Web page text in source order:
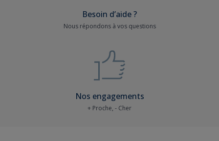
Besoin d’aide ?
Nous répondons à vos questions
Nos engagements
+ Proche, - Cher